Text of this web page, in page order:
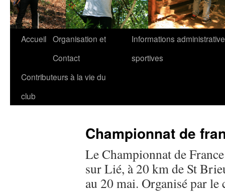
Accueil Organisation et
Contact
Informations
sportives
Contributeurs à la vie du
club
Championnat de
Le Championnat de
sur Lié, à 20 km de St
au 20 mai. Organisé par